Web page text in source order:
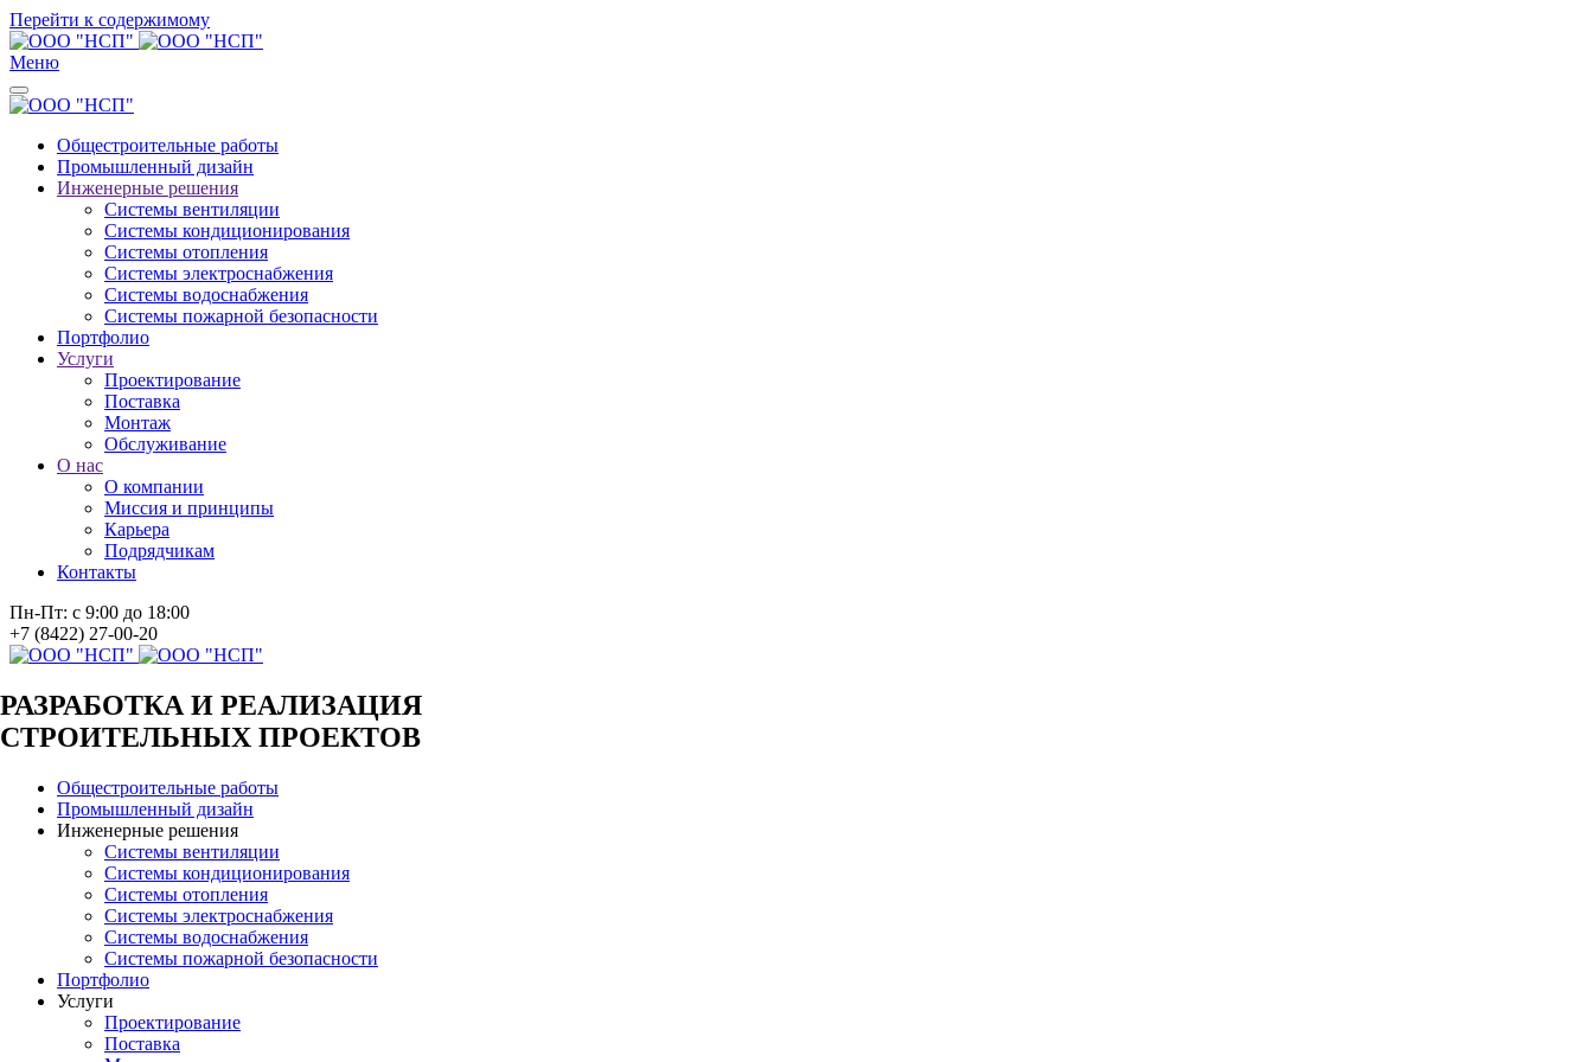
Перейти к содержимому
Меню
Общестроительные работы
Промышленный дизайн
Инженерные решения
Системы вентиляции
Системы кондиционирования
Системы отопления
Системы электроснабжения
Системы водоснабжения
Системы пожарной безопасности
Портфолио
Услуги
Проектирование
Поставка
Монтаж
Обслуживание
О нас
О компании
Миссия и принципы
Карьера
Подрядчикам
Контакты
Пн-Пт: с 9:00 до 18:00
+7 (8422) 27-00-20
РАЗРАБОТКА И РЕАЛИЗАЦИЯ
СТРОИТЕЛЬНЫХ ПРОЕКТОВ
Общестроительные работы
Промышленный дизайн
Инженерные решения
Системы вентиляции
Системы кондиционирования
Системы отопления
Системы электроснабжения
Системы водоснабжения
Системы пожарной безопасности
Портфолио
Услуги
Проектирование
Поставка